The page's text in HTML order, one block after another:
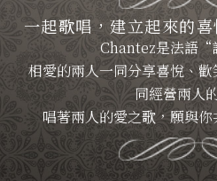
一起歌唱，建立起來的
Chantez是法語“
相愛的兩人一同分享喜悅、
同經營兩人
唱著兩人的愛之歌，願與你